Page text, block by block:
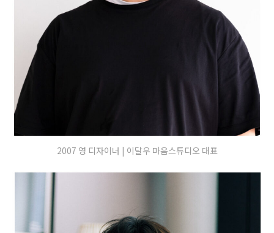
2007 영 디자이너 | 이달우 마음스튜디오 대표